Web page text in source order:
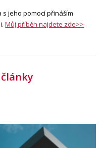
s jeho pomocí přináším
Můj příběh najdete zde>>